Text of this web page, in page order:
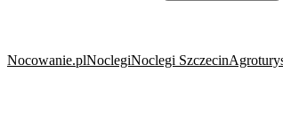
Nocowanie.plNoclegiNoclegi Szczecin